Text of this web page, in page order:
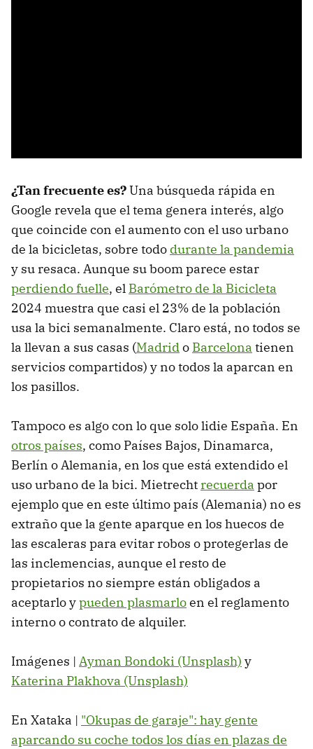
¿Tan frecuente es?Una búsqueda rápida en
Google revela que el tema genera interés, algo
que coincide con el aumento con el uso urbano
de la bicicletas, sobre todo durante la pandemia
y su resaca. Aunque su boom parece estar
perdiendo fuelle, el Barómetro de la Bicicleta
2024 muestra que casi el 23% de la población
usa la bici semanalmente. Claro está, no todos se
la llevan a sus casas (Madrido Barcelona tienen
servicios compartidos) y no todos la aparcan en
los pasillos.
Tampoco es algo con lo que solo lidie España. En
otros países, como Países Bajos, Dinamarca,
Berlín o Alemania, en los que está extendido el
uso urbano de la bici. Mietrechtrecuerda por
ejemplo que en este último país (Alemania) no es
extraño que la gente aparque en los huecos de
las escaleras para evitar robos o protegerlas de
las inclemencias, aunque el resto de
propietarios no siempre están obligados a
aceptarlo ypueden plasmarloen el reglamento
interno o contrato de alquiler.
Imágenes | Ayman Bondoki (Unsplash) y
Katerina Plakhova (Unsplash)
En Xataka | "Okupas de garaje": hay gente
aparcando su coche todos los días en plazas de